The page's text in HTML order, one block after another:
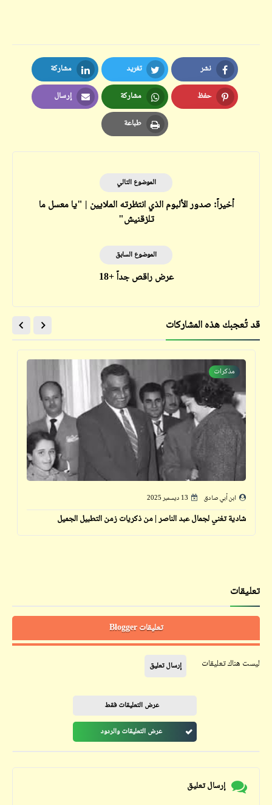
نشر
Facebook
تغريد
Twitter
مشاركة
LinkedIn
حفظ
Pinterest
مشاركة
Whatsapp
إرسال
Email
طباعة
Print
الموضوع التالي
أخيراً: صدور الألبوم الذي انتظرته الملايين | "يا معسل ما
تلزقنيش"
الموضوع السابق
عرض راقص جداً +18
قد تُعجبك هذه المشاركات
مذكرات
ابن أبي صادق 13 ديسمبر 2025
شادية تغني لجمال عبد الناصر | من ذكريات زمن التطبيل الجميل
تعليقات
تعليقات Blogger
ليست هناك تعليقات إرسال تعليق
عرض التعليقات فقط
عرض التعليقات والردود
إرسال تعليق